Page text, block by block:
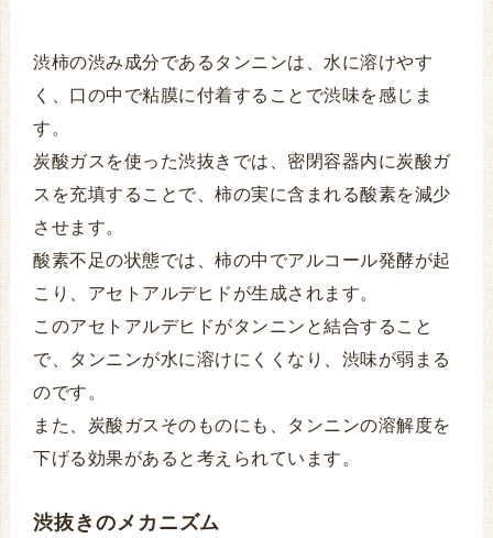
渋柿の渋み成分であるタンニンは、水に溶けやす
く、口の中で粘膜に付着することで渋味を感じま
す。
炭酸ガスを使った渋抜きでは、密閉容器内に炭酸ガ
スを充填することで、柿の実に含まれる酸素を減少
させます。
酸素不足の状態では、柿の中でアルコール発酵が起
こり、アセトアルデヒドが生成されます。
このアセトアルデヒドがタンニンと結合すること
で、タンニンが水に溶けにくくなり、渋味が弱まる
のです。
また、炭酸ガスそのものにも、タンニンの溶解度を
下げる効果があると考えられています。
渋抜きのメカニズム